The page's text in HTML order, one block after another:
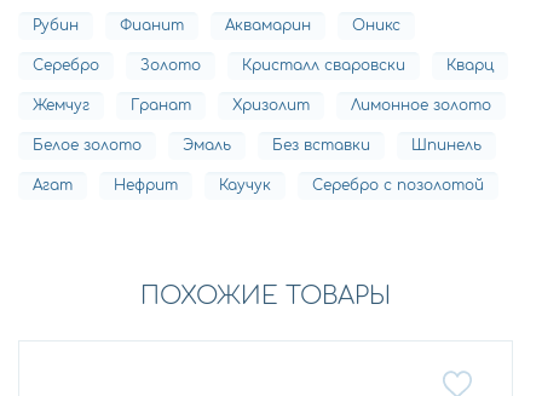
Рубин Фианит Аквамарин Оникс
Серебро Золото Кристалл сваровски Кварц
Жемчуг Гранат Хризолит Лимонное золото
Белое золото Эмаль Без вставки Шпинель
Агат Нефрит Каучук Серебро с позолотой
ПОХОЖИЕ ТОВАРЫ